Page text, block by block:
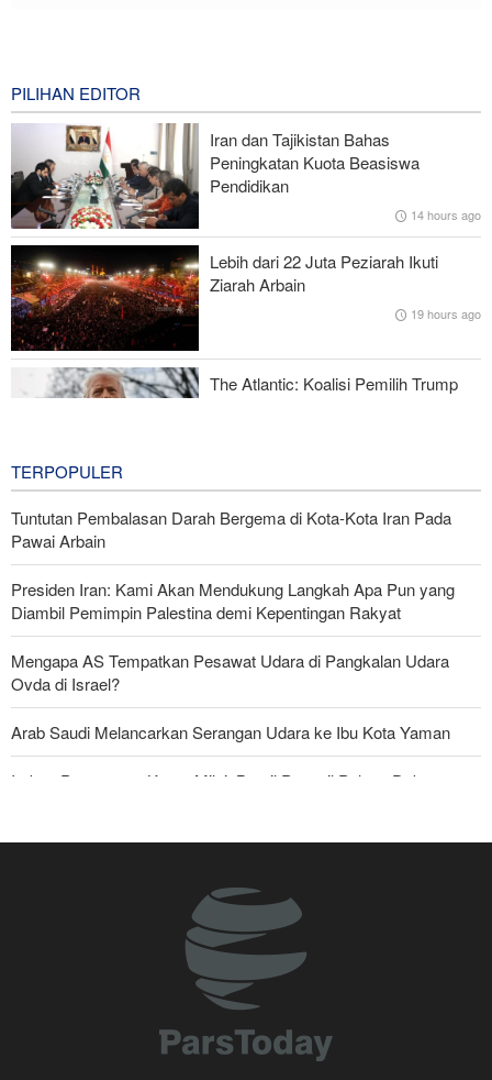
Presiden Iran: Kami Akan Mendukung Langkah Apa Pun yang
Diambil Pemimpin Palestina demi Kepentingan Rakyat
Skandal Persenjataan: Dokumen Bocor Ungkap Penjualan Drone
dan Rudal Israel ke UEA Miliaran Dolar
Legislator Iran: AS Akan Segera Diusir dari Kawasan dan Semua
Pangkalan Terorisnya!
Komite Ekonomi Bersama Iran-Pakistan ke-10 Berakhir dengan
Komitmen Perdagangan 10 Miliar Dolar
PILIHAN EDITOR
Iran dan Tajikistan Bahas
Peningkatan Kuota Beasiswa
Pendidikan
14 hours ago
Lebih dari 22 Juta Peziarah Ikuti
Ziarah Arbain
19 hours ago
The Atlantic: Koalisi Pemilih Trump
TERPOPULER
Tuntutan Pembalasan Darah Bergema di Kota-Kota Iran Pada
Pawai Arbain
Presiden Iran: Kami Akan Mendukung Langkah Apa Pun yang
Diambil Pemimpin Palestina demi Kepentingan Rakyat
Mengapa AS Tempatkan Pesawat Udara di Pangkalan Udara
Ovda di Israel?
Arab Saudi Melancarkan Serangan Udara ke Ibu Kota Yaman
Imbas Pernyataan Kasar Milei; Brasil Panggil Pulang Dubes
Militer Yaman Serang Kapal Tanker Minyak Saudi
Skandal Persenjataan: Dokumen Bocor Ungkap Penjualan Drone
dan Rudal Israel ke UEA Miliaran Dolar